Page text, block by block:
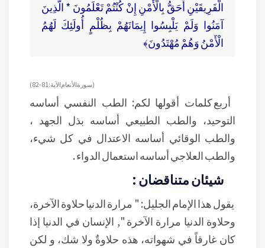
الْفَرِيقَيْنِ أَحَقُّ بِالْأَمْنِ إِنْ كُنْتُمْ تَعْلَمُونَ * الَّذِينَ
آمَنُوا وَلَمْ يَلْبِسُوا إِيمَانَهُمْ بِظُلْمٍ أُولَئِكَ لَهُمُ
الْأَمْنُ وَهُمْ مُهْتَدُونَ﴾
( سورة الأنعام الآية : 81-82)
أربع كلمات أقولها لكم: الطب النفسي أساسه
التوحيد، والطب الطبيعي أساسه بذل الجهد ،
والطب الوقائي أساسه الاعتدال في كل شيء،
والطب العلاجي أساسه استعمال الدواء .
شيئان متناقضان :
يقول هذا الإمام الجليل: " مرارة الدنيا حلاوة الآخرة،
وحلاوة الدنيا مرارة الآخرة ", الإنسان في الدنيا إذا
كان غارقاً في شهواته، هذه حلاوةٌ ولا شك، و لكن